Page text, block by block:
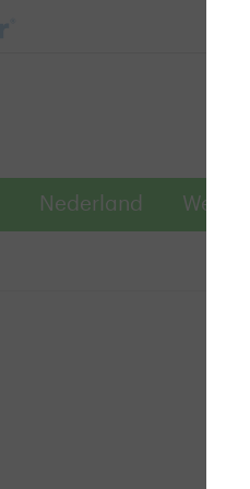
Nederland